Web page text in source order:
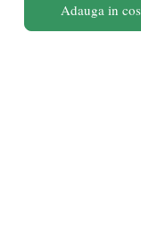
Adauga in cos